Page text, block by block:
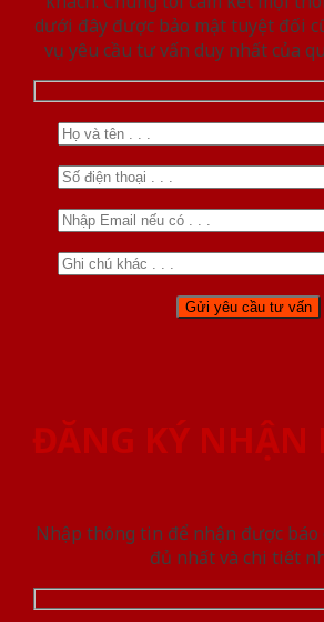
dưới đây được bảo mật tuyệt đối
vụ yêu cầu tư vấn duy nhất của
ĐĂNG KÝ NHẬN
Nhập thông tin để nhận được
đủ nhất và chi tiết